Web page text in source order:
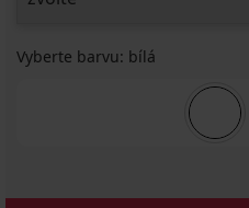
Vyberte barvu: bílá